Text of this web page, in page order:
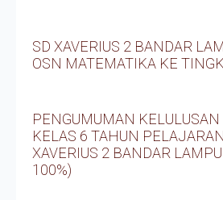
SD XAVERIUS 2 BANDAR
OSN MATEMATIKA KE
PENGUMUMAN KELULUSAN
KELAS 6 TAHUN
XAVERIUS 2 BANDAR
100%)